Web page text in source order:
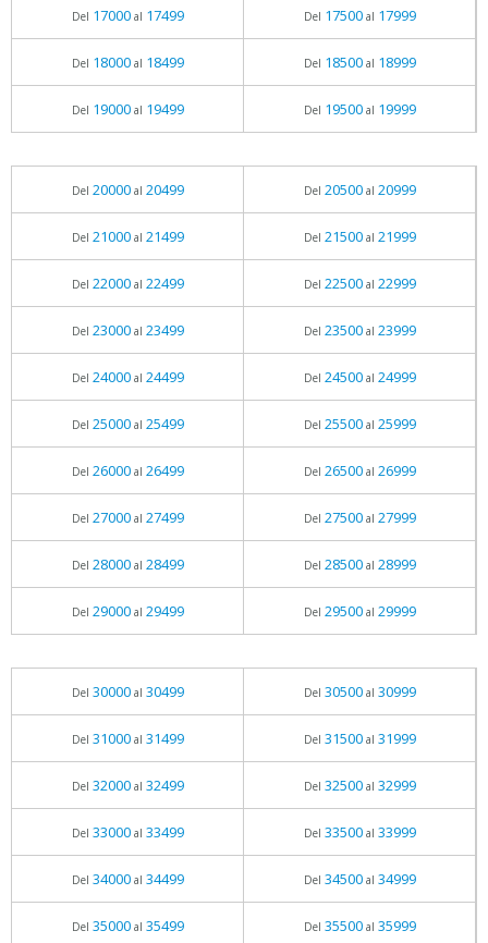
Del 17000al 17499 Del 17500al 17999
Del 18000al 18499 Del 18500al 18999
Del 19000al 19499 Del 19500al 19999
Del 20000al 20499 Del 20500al 20999
Del 21000al 21499 Del 21500al 21999
Del 22000al 22499 Del 22500al 22999
Del 23000al 23499 Del 23500al 23999
Del 24000al 24499 Del 24500al 24999
Del 25000al 25499 Del 25500al 25999
Del 26000al 26499 Del 26500al 26999
Del 27000al 27499 Del 27500al 27999
Del 28000al 28499 Del 28500al 28999
Del 29000al 29499 Del 29500al 29999
Del 30000al 30499 Del 30500al 30999
Del 31000al 31499 Del 31500al 31999
Del 32000al 32499 Del 32500al 32999
Del 33000al 33499 Del 33500al 33999
Del 34000al 34499 Del 34500al 34999
Del 35000al 35499 Del 35500al 35999